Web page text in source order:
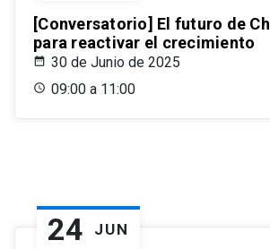
[Conversatorio] El futuro de
para reactivar el crecimiento
30 de Junio de 2025
09:00 a 11:00
24 JUN